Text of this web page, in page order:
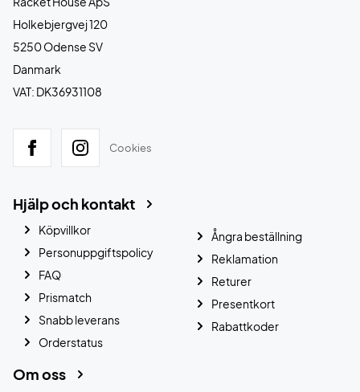
Holkebjergvej 120
5250 Odense SV
Danmark
VAT: DK36931108
Cookies
Hjälp och kontakt
Köpvillkor
Personuppgiftspolicy
FAQ
Prismatch
Snabb leverans
Orderstatus
Ångra beställning
Reklamation
Returer
Presentkort
Rabattkoder
Om oss